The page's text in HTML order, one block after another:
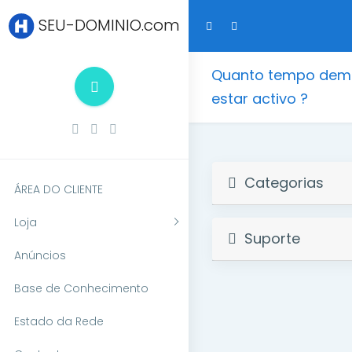
SEU-DOMINIO.com
ÁREA DO CLIENTE
Loja
Anúncios
Base de Conhecimento
Estado da Rede
Quanto tempo
estar activo ?
Categorias
Suporte